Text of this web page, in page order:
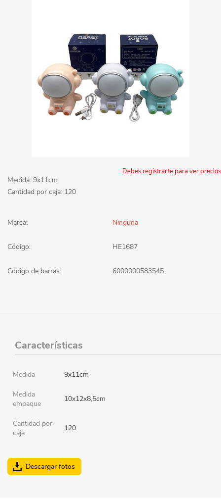
Debes registrarte para ver precios
Medida: 9x11cm
Cantidad por caja: 120
Marca: Ninguna
Código: HE1687
Código de barras: 6000000583545
Características
Medida 9x11cm
Medida
empaque
10x12x8,5cm
Cantidad por
caja
120
Descargar fotos